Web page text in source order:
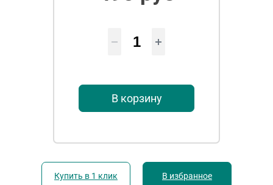
В корзину
Купить в 1 клик В избранное